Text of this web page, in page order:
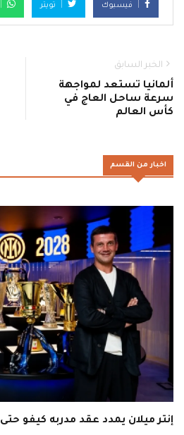
فيسبوك تويتر
الخبر السابق
ألمانيا تستعد لمواجهة
سرعة ساحل العاج في
كأس العالم
اخبار من القسم
إنتر ميلان يمدد عقد مدربه كيفو حتى 2028